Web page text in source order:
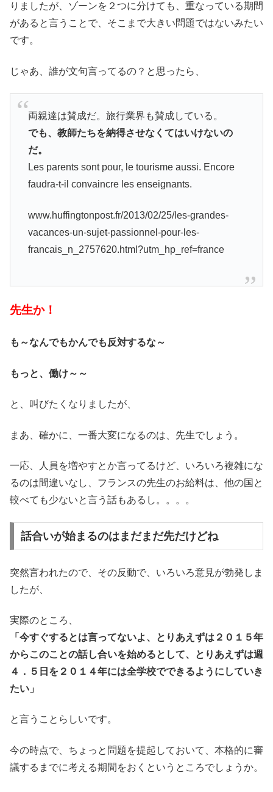
りましたが、ゾーンを２つに分けても、重なっている期間
があると言うことで、そこまで大きい問題ではないみたい
です。
じゃあ、誰が文句言ってるの？と思ったら、
両親達は賛成だ。旅行業界も賛成している。
でも、教師たちを納得させなくてはいけないの
だ。
Les parents sont pour, le tourisme aussi. Encore
faudra-t-il convaincre les enseignants.
www.huffingtonpost.fr/2013/02/25/les-grandes-
vacances-un-sujet-passionnel-pour-les-
francais_n_2757620.html?utm_hp_ref=france
先生か！
も～なんでもかんでも反対するな～
もっと、働け～～
と、叫びたくなりましたが、
まあ、確かに、一番大変になるのは、先生でしょう。
一応、人員を増やすとか言ってるけど、いろいろ複雑にな
るのは間違いなし、フランスの先生のお給料は、他の国と
較べても少ないと言う話もあるし。。。。
話合いが始まるのはまだまだ先だけどね
突然言われたので、その反動で、いろいろ意見が勃発しま
したが、
実際のところ、
「今すぐするとは言ってないよ、とりあえずは２０１５年
からこのことの話し合いを始めるとして、とりあえずは週
４．５日を２０１４年には全学校でできるようにしていき
たい」
と言うことらしいです。
今の時点で、ちょっと問題を提起しておいて、本格的に審
議するまでに考える期間をおくというところでしょうか。